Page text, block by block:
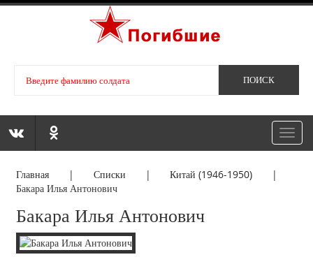
Главная | Списки |Китай (1946-1950) |
Бакара Илья Антонович
Бакара Илья Антонович